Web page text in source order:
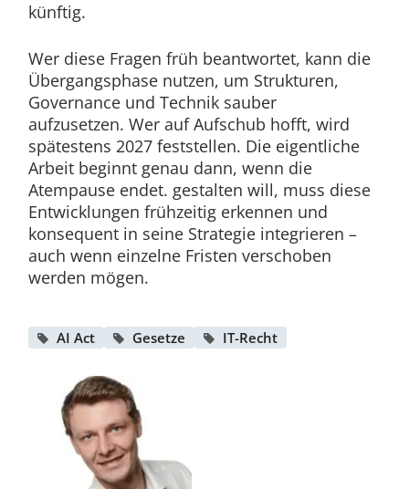
künftig.
Wer diese Fragen früh beantwortet, kann die
Übergangsphase nutzen, um Strukturen,
Governance und Technik sauber
aufzusetzen. Wer auf Aufschub hofft, wird
spätestens 2027 feststellen. Die eigentliche
Arbeit beginnt genau dann, wenn die
Atempause endet. gestalten will, muss diese
Entwicklungen frühzeitig erkennen und
konsequent in seine Strategie integrieren –
auch wenn einzelne Fristen verschoben
werden mögen.
AI Act Gesetze IT-Recht